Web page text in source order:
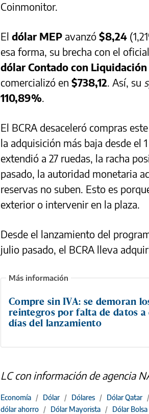
Coinmonitor.
El dólar MEP avanzó $8,24
esa forma, su brecha con el
dólar Contado con Liquidación
comercializó en $738,12. Así, su
110,89%.
El BCRA desaceleró compras
la adquisición más baja desde el
extendió a 27 ruedas, la racha
pasado, la autoridad monetaria
reservas no suben. Esto es
exterior o intervenir en la plaza.
Desde el lanzamiento del
julio pasado, el BCRA lleva
Compre sin IVA: se demoran
reintegros por falta de datos a
días del lanzamiento
LC con información de agencia
Economía / Dólar / Dólares / Dólar Qatar /
dólar ahorro / Dólar Mayorista / Dólar Bolsa